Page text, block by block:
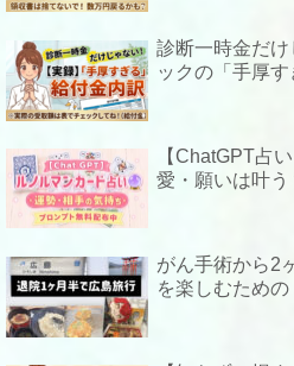
診断一時金だ
ックの「手厚
【ChatGPT占
愛・願いは叶う
がん手術から2
を楽しむため